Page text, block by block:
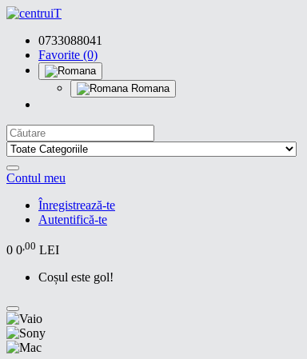
0733088041
Favorite (0)
Romana
Contul meu
Înregistrează-te
Autentifică-te
0 0,00 LEI
Coșul este gol!